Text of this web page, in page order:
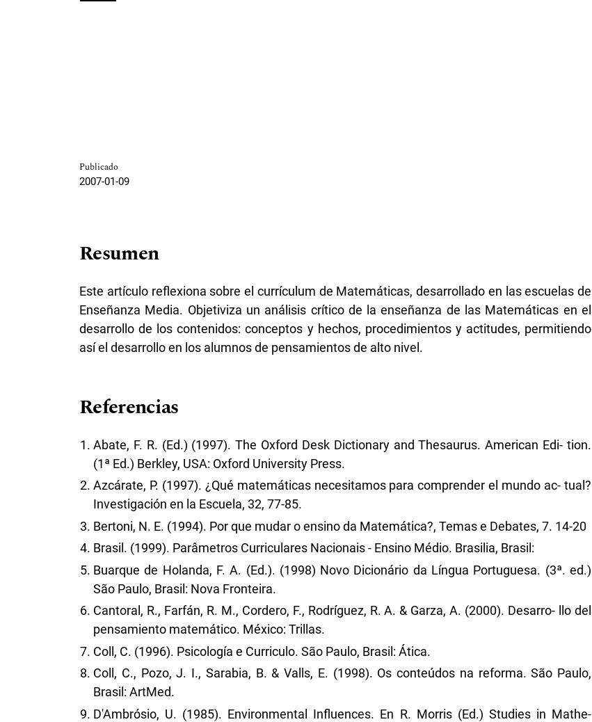
Publicado
2007-01-09
Resumen
Este artículo reflexiona sobre el currículum de Matemáticas, desarrollado en las escuelas de
Enseñanza Media. Objetiviza un análisis crítico de la enseñanza de las Matemáticas en el
desarrollo de los contenidos: conceptos y hechos, procedimientos y actitudes, permitiendo
así el desarrollo en los alumnos de pensamientos de alto nivel.
Referencias
Abate, F. R. (Ed.) (1997). The Oxford Desk Dictionary and Thesaurus. American Edi- tion.
(1ª Ed.) Berkley, USA: Oxford University Press.
Azcárate, P. (1997). ¿Qué matemáticas necesitamos para comprender el mundo ac- tual?
Investigación en la Escuela, 32, 77-85.
Bertoni, N. E. (1994). Por que mudar o ensino da Matemática?, Temas e Debates, 7. 14-20
Brasil. (1999). Parâmetros Curriculares Nacionais - Ensino Médio. Brasilia, Brasil:
Buarque de Holanda, F. A. (Ed.). (1998) Novo Dicionário da Língua Portuguesa. (3ª. ed.)
São Paulo, Brasil: Nova Fronteira.
Cantoral, R., Farfán, R. M., Cordero, F., Rodríguez, R. A. & Garza, A. (2000). Desarro- llo del
pensamiento matemático. México: Trillas.
Coll, C. (1996). Psicología e Curriculo. São Paulo, Brasil: Ática.
Coll, C., Pozo, J. I., Sarabia, B. & Valls, E. (1998). Os conteúdos na reforma. São Paulo,
Brasil: ArtMed.
D'Ambrósio, U. (1985). Environmental Influences. En R. Morris (Ed.) Studies in Mathe-